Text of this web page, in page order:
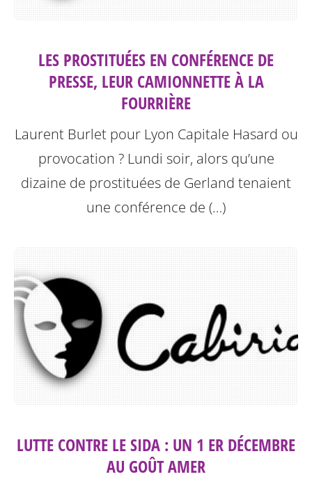
LES PROSTITUÉES EN CONFÉRENCE DE
PRESSE, LEUR CAMIONNETTE À LA
FOURRIÈRE
Laurent Burlet pour Lyon Capitale Hasard ou
provocation ? Lundi soir, alors qu’une
dizaine de prostituées de Gerland tenaient
une conférence de (…)
LUTTE CONTRE LE SIDA : UN 1 ER DÉCEMBRE
AU GOÛT AMER